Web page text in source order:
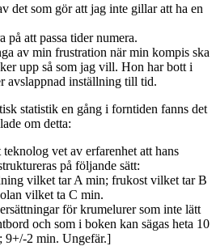
det som gör att jag inte gillar att ha en
på att passa tider numera.
av min frustration när min kompis ska
upp så som jag vill. Hon har bott i
avslappnad inställning till tid.
statistik en gång i forntiden fanns det
om detta:
vet av erfarenhet att hans
på följande sätt:
vilket tar A min; frukost vilket tar B
vilket ta C min.
för krumelurer som inte lätt
och som i boken kan sägas heta 10
9+/-2 min. Ungefär.]